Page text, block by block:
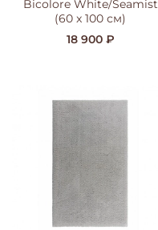
Bicolore White/Seamist
(60 x 100 см)
18 900 ₽